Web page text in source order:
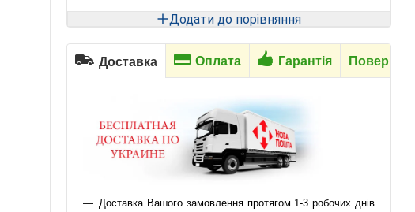
Додати до порівняння
Доставка Оплата Гарантія
Доставка Вашого замовлення протягом 1-3 робочих днів